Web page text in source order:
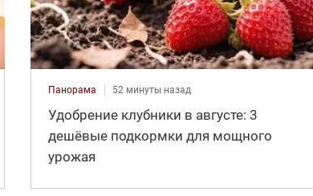
Панорама 52 минуты назад
Удобрение клубники в августе: 3
дешёвые подкормки для мощного
урожая